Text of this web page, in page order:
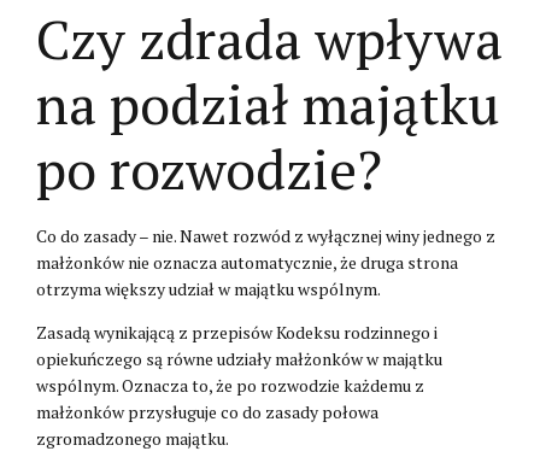
Czy zdrada wpływa
na podział majątku
po rozwodzie?
Co do zasady – nie. Nawet rozwód z wyłącznej winy jednego z
małżonków nie oznacza automatycznie, że druga strona
otrzyma większy udział w majątku wspólnym.
Zasadą wynikającą z przepisów Kodeksu rodzinnego i
opiekuńczego są równe udziały małżonków w majątku
wspólnym. Oznacza to, że po rozwodzie każdemu z
małżonków przysługuje co do zasady połowa
zgromadzonego majątku.